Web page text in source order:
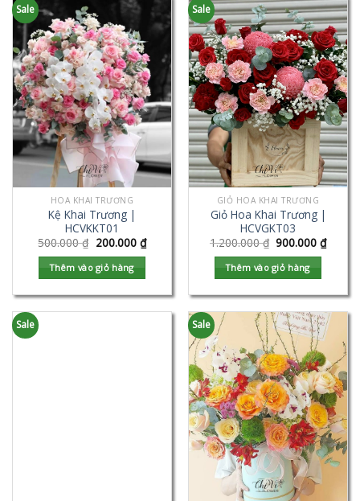
Sale
HOA KHAI TRƯƠNG
Kệ Khai Trương |
HCVKKT01
500.000₫ 200.000 ₫
Thêm vào giỏ hàng
Sale
GIỎ HOA KHAI TRƯƠNG
Giỏ Hoa Khai Trương |
HCVGKT03
1.200.000₫ 900.000₫
Thêm vào giỏ hàng
Sale Sale